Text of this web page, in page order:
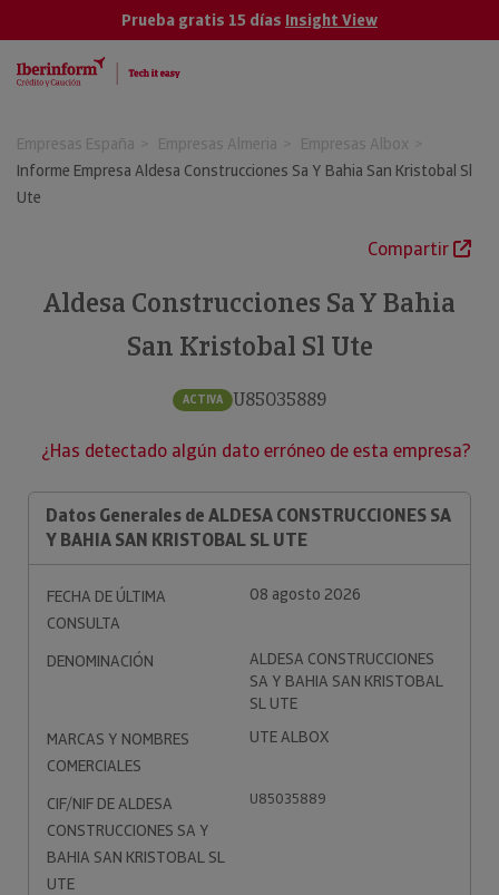
Prueba gratis 15 días Insight View
Empresas España Empresas Almeria
Empresas Albox
Informe Empresa Aldesa Construcciones Sa Y Bahia San Kristobal Sl
Ute
Compartir
Aldesa Construcciones Sa Y Bahia
San Kristobal Sl Ute
ACTIVA U85035889
¿Has detectado algún dato erróneo de esta empresa?
Datos Generales de ALDESA CONSTRUCCIONES SA
Y BAHIA SAN KRISTOBAL SL UTE
FECHA DE ÚLTIMA
CONSULTA
08 agosto 2026
DENOMINACIÓN
ALDESA CONSTRUCCIONES
SA Y BAHIA SAN KRISTOBAL
SL UTE
MARCAS Y NOMBRES
COMERCIALES
UTE ALBOX
CIF/NIF DE ALDESA
CONSTRUCCIONES SA Y
BAHIA SAN KRISTOBAL SL
UTE
U85035889